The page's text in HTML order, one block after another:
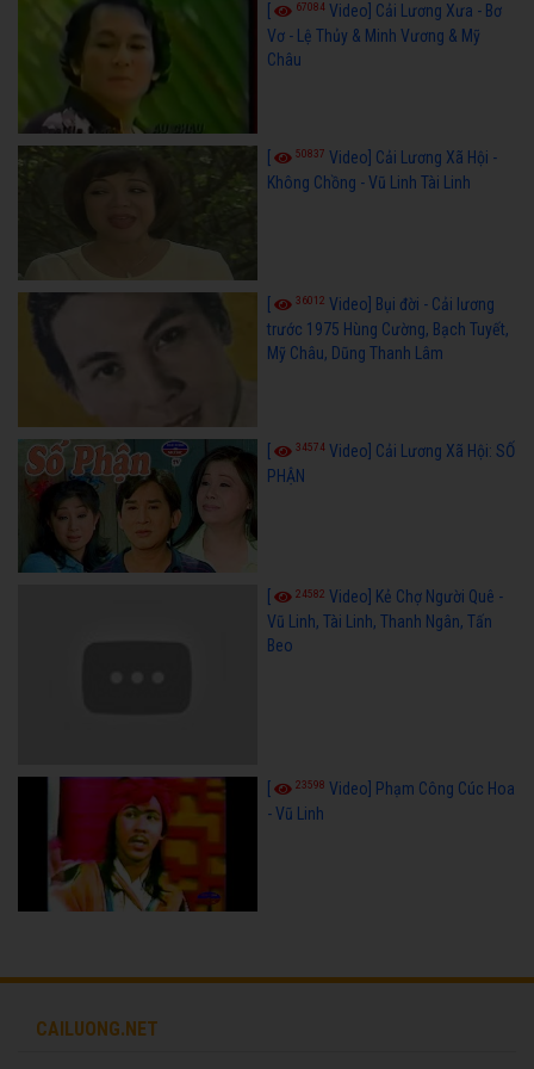
67084 Video] Cải Lương Xưa - Bơ
Vơ - Lệ Thủy & Minh Vương & Mỹ
Châu
50837 Video] Cải Lương Xã Hội -
Không Chồng - Vũ Linh Tài Linh
36012 Video] Bụi đời - Cải lương
trước 1975 Hùng Cường, Bạch Tuyết,
Mỹ Châu, Dũng Thanh Lâm
[ 34574 Video] Cải Lương Xã Hội: SỐ
PHẬN
24582 Video] Kẻ Chợ Người Quê -
Vũ Linh, Tài Linh, Thanh Ngân, Tấn
Beo
23598 Video] Phạm Công Cúc Hoa
- Vũ Linh
CAILUONG.NET